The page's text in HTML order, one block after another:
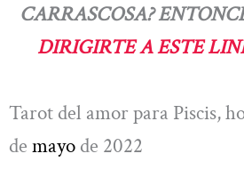
CARRASCOSA?
DIRIGIRTE A ESTE
Tarot del amor para Piscis,
de mayo de 2022